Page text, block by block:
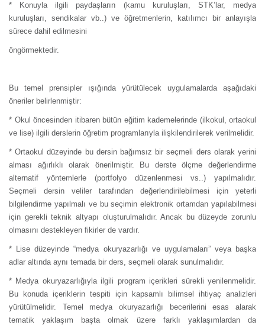
* Konuyla ilgili paydaşların (kamu kuruluşları, STK’lar, medya
kuruluşları, sendikalar vb..) ve öğretmenlerin, katılımcı bir anlayışla
sürece dahil edilmesini
öngörmektedir.
Bu temel prensipler ışığında yürütülecek uygulamalarda aşağıdaki
öneriler belirlenmiştir:
* Okul öncesinden itibaren bütün eğitim kademelerinde (ilkokul, ortaokul
ve lise) ilgili derslerin öğretim programlarıyla ilişkilendirilerek verilmelidir.
* Ortaokul düzeyinde bu dersin bağımsız bir seçmeli ders olarak yerini
alması ağırlıklı olarak önerilmiştir. Bu derste ölçme değerlendirme
alternatif yöntemlerle (portfolyo düzenlenmesi vs..) yapılmalıdır.
Seçmeli dersin veliler tarafından değerlendirilebilmesi için yeterli
bilgilendirme yapılmalı ve bu seçimin elektronik ortamdan yapılabilmesi
için gerekli teknik altyapı oluşturulmalıdır. Ancak bu düzeyde zorunlu
olmasını destekleyen fikirler de vardır.
* Lise düzeyinde “medya okuryazarlığı ve uygulamaları” veya başka
adlar altında aynı temada bir ders, seçmeli olarak sunulmalıdır.
* Medya okuryazarlığıyla ilgili program içerikleri sürekli yenilenmelidir.
Bu konuda içeriklerin tespiti için kapsamlı bilimsel ihtiyaç analizleri
yürütülmelidir. Temel medya okuryazarlığı becerilerini esas alarak
tematik yaklaşım başta olmak üzere farklı yaklaşımlardan da